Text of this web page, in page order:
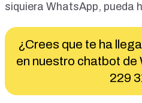
siquiera WhatsApp, pueda
¿Crees que te ha
en nuestro chatbot
229